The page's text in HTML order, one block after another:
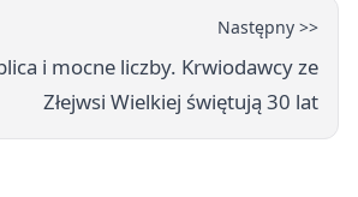
Następny >>
i mocne liczby. Krwiodawcy ze
Złejwsi Wielkiej świętują 30 lat